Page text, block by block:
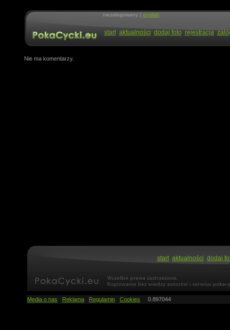
niezalogowany | english
start aktualności dodaj foto rejestracja
Nie ma komentarzy.
start aktualności dodaj
Media o nas Reklama Regulamin Cookies 0.897044